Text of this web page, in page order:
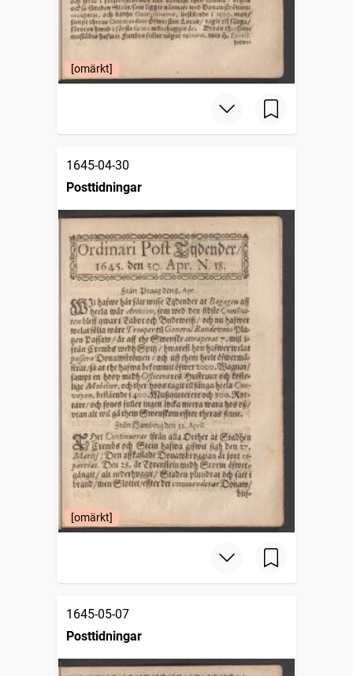
[omärkt]
1645-04-30
Posttidningar
[omärkt]
1645-05-07
Posttidningar